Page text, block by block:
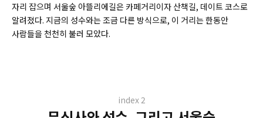
자리 잡으며 서울숲 아뜰리에길은 카페거리이자 산책길, 데이트 코스로
알려졌다. 지금의 성수와는 조금 다른 방식으로, 이 거리는 한동안
사람들을 천천히 불러 모았다.
index 2